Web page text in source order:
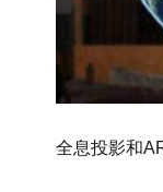
全息投影和